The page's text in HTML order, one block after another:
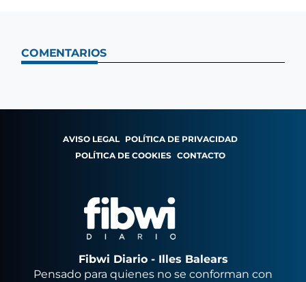
COMENTARIOS
AVISO LEGAL POLÍTICA DE PRIVACIDAD
POLÍTICA DE COOKIES CONTACTO
Fibwi Diario - Illes Balears
Pensado para quienes no se conforman con